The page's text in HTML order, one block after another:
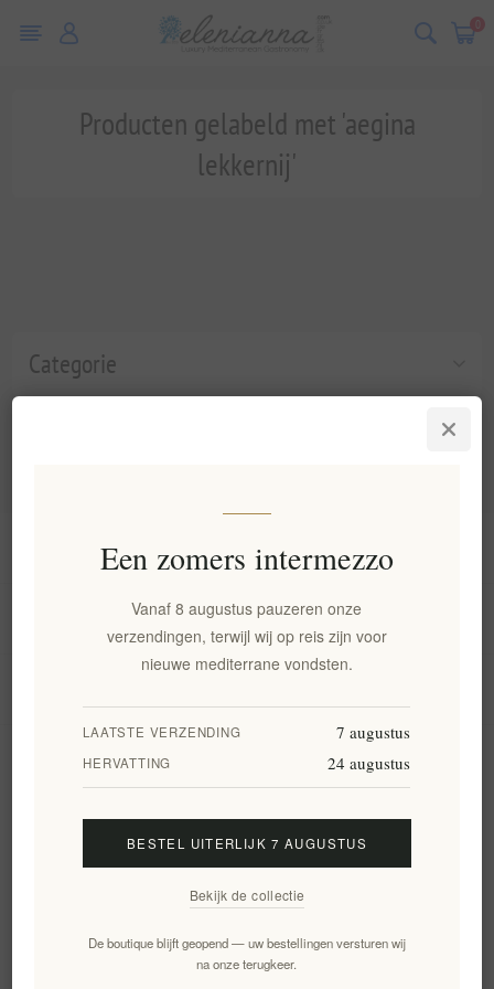
0
Categorie
Producten gelabeld met 'aegina
lekkernij'
Informatie
Mijn account
Aanmelden Opzeggen
Een zomers intermezzo
Vanaf 8 augustus pauzeren onze
verzendingen, terwijl wij op reis zijn voor
nieuwe mediterrane vondsten.
LAATSTE VERZENDING 7 augustus
HERVATTING 24 augustus
BESTEL UITERLIJK 7 AUGUSTUS
Bekijk de collectie
De boutique blijft geopend — uw bestellingen versturen wij
na onze terugkeer.